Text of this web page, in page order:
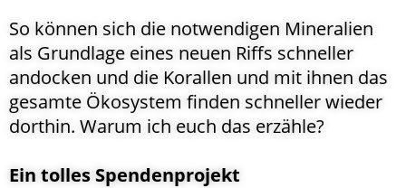
So können sich die notwendigen Mineralien
als Grundlage eines neuen Riffs schneller
andocken und die Korallen und mit ihnen das
gesamte Ökosystem finden schneller wieder
dorthin. Warum ich euch das erzähle?
Ein tolles Spendenprojekt